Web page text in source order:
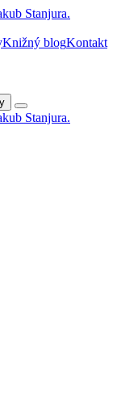
Knižný blogKontakt